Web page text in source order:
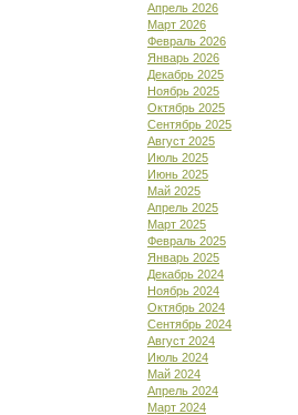
Апрель 2026
Март 2026
Февраль 2026
Январь 2026
Декабрь 2025
Ноябрь 2025
Октябрь 2025
Сентябрь 2025
Август 2025
Июль 2025
Июнь 2025
Май 2025
Апрель 2025
Март 2025
Февраль 2025
Январь 2025
Декабрь 2024
Ноябрь 2024
Октябрь 2024
Сентябрь 2024
Август 2024
Июль 2024
Май 2024
Апрель 2024
Март 2024